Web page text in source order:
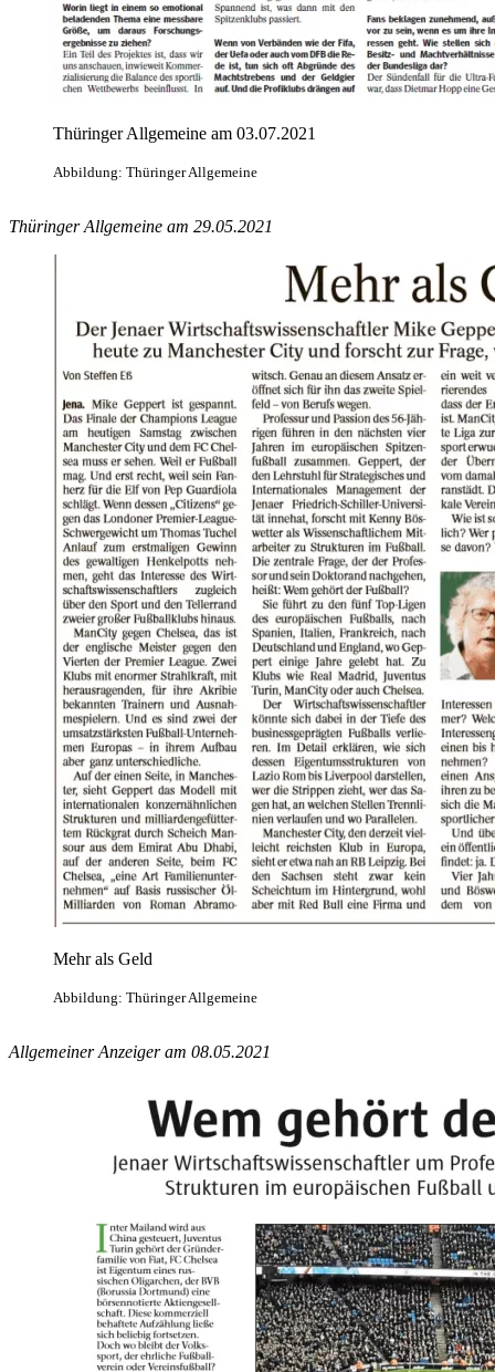
Thüringer Allgemeine am 03.07.2021
Abbildung: Thüringer Allgemeine
Thüringer Allgemeine am 29.05.2021
Mehr als Geld
Abbildung: Thüringer Allgemeine
Allgemeiner Anzeiger am 08.05.2021